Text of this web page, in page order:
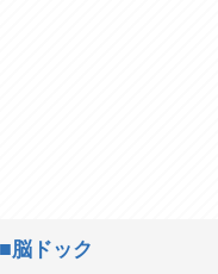
脳ドック